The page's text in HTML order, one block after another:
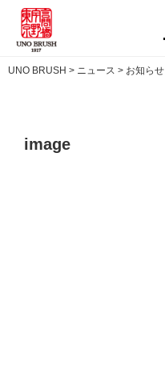
UNO BRUSH > ニュース > お知らせ
image